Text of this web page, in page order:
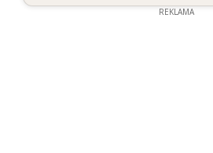
REKLAMA